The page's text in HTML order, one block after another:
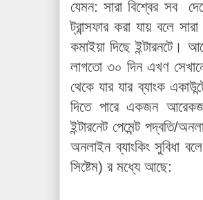
যেমন: সারা বিশ্বের সব
ট্রান্সফার করা যায় বলে
কমাইয়া দিছে ইন্টারনটে।
লাগতো ৩০ দিন এখণ
থেকে যার যার ব্যাংক
দিতে পারে একজন
ইন্টারনেট পেমেন্ট পদ্বতি/
অনলাইন ব্যাংকিং সুবিধা
সিষ্টেম) র মধ্যে আছে: